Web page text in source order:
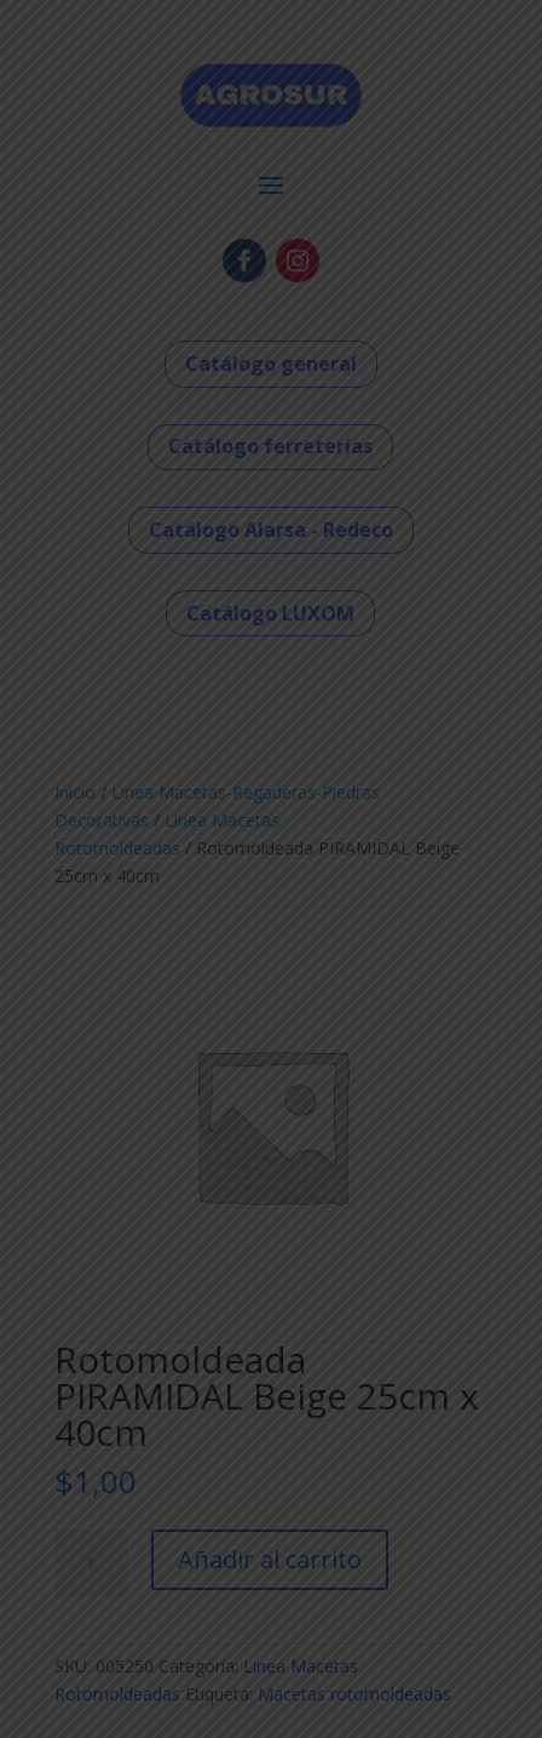
Catálogo general
Catálogo ferreterías
Catálogo Alarsa - Redeco
Catálogo LUXOM
Inicio / Linea Macetas-Regaderas-Piedras
Decorativas / Linea Macetas
Rotomoldeadas / Rotomoldeada PIRAMIDAL Beige
25cm x 40cm
Rotomoldeada
PIRAMIDAL Beige 25cm x
40cm
$1,00
PIRAMIDAL
Añadir al carrito
SKU: 005250 Categoría: Linea Macetas
Rotomoldeadas Etiqueta: Macetas rotomoldeadas